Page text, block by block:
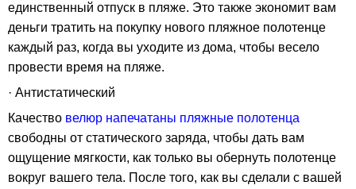
единственный отпуск в пляже. Это также экономит вам
деньги тратить на покупку нового пляжное полотенце
каждый раз, когда вы уходите из дома, чтобы весело
провести время на пляже.
· Антистатический
Качество велюр напечатаны пляжные полотенца
свободны от статического заряда, чтобы дать вам
ощущение мягкости, как только вы обернуть полотенце
вокруг вашего тела. После того, как вы сделали с вашей